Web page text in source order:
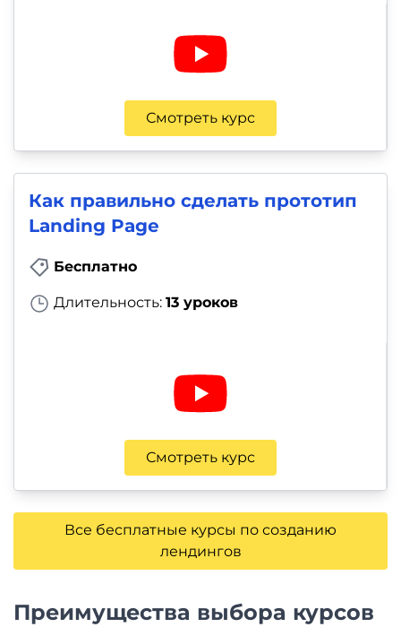
Смотреть курс
Как правильно сделать прототип
Landing Page
Бесплатно
Длительность: 13 уроков
Смотреть курс
Все бесплатные курсы по созданию
лендингов
Преимущества выбора курсов